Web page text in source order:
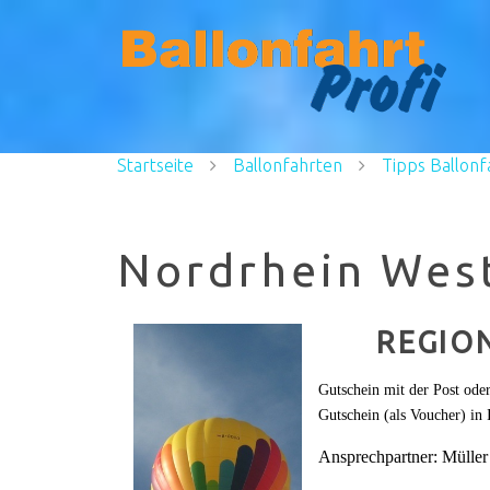
Startseite Ballonfahrten Tipps
Nordrhein
Gutschein mit der Post
Gutschein (als Voucher)
Ansprechpartner: